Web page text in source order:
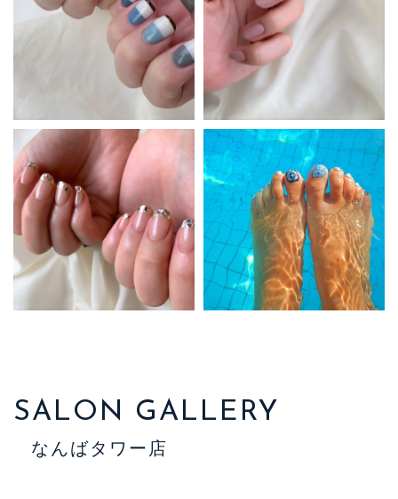
SALON GALLERY
なんばタワー店